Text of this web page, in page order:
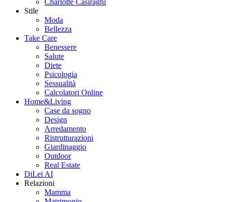
Stile
Moda
Bellezza
Take Care
Benessere
Salute
Diete
Psicologia
Sessualità
Calcolatori Online
Home&Living
Case da sogno
Design
Arredamento
Ristrutturazioni
Giardinaggio
Outdoor
Real Estate
DiLei AI
Relazioni
Mamma